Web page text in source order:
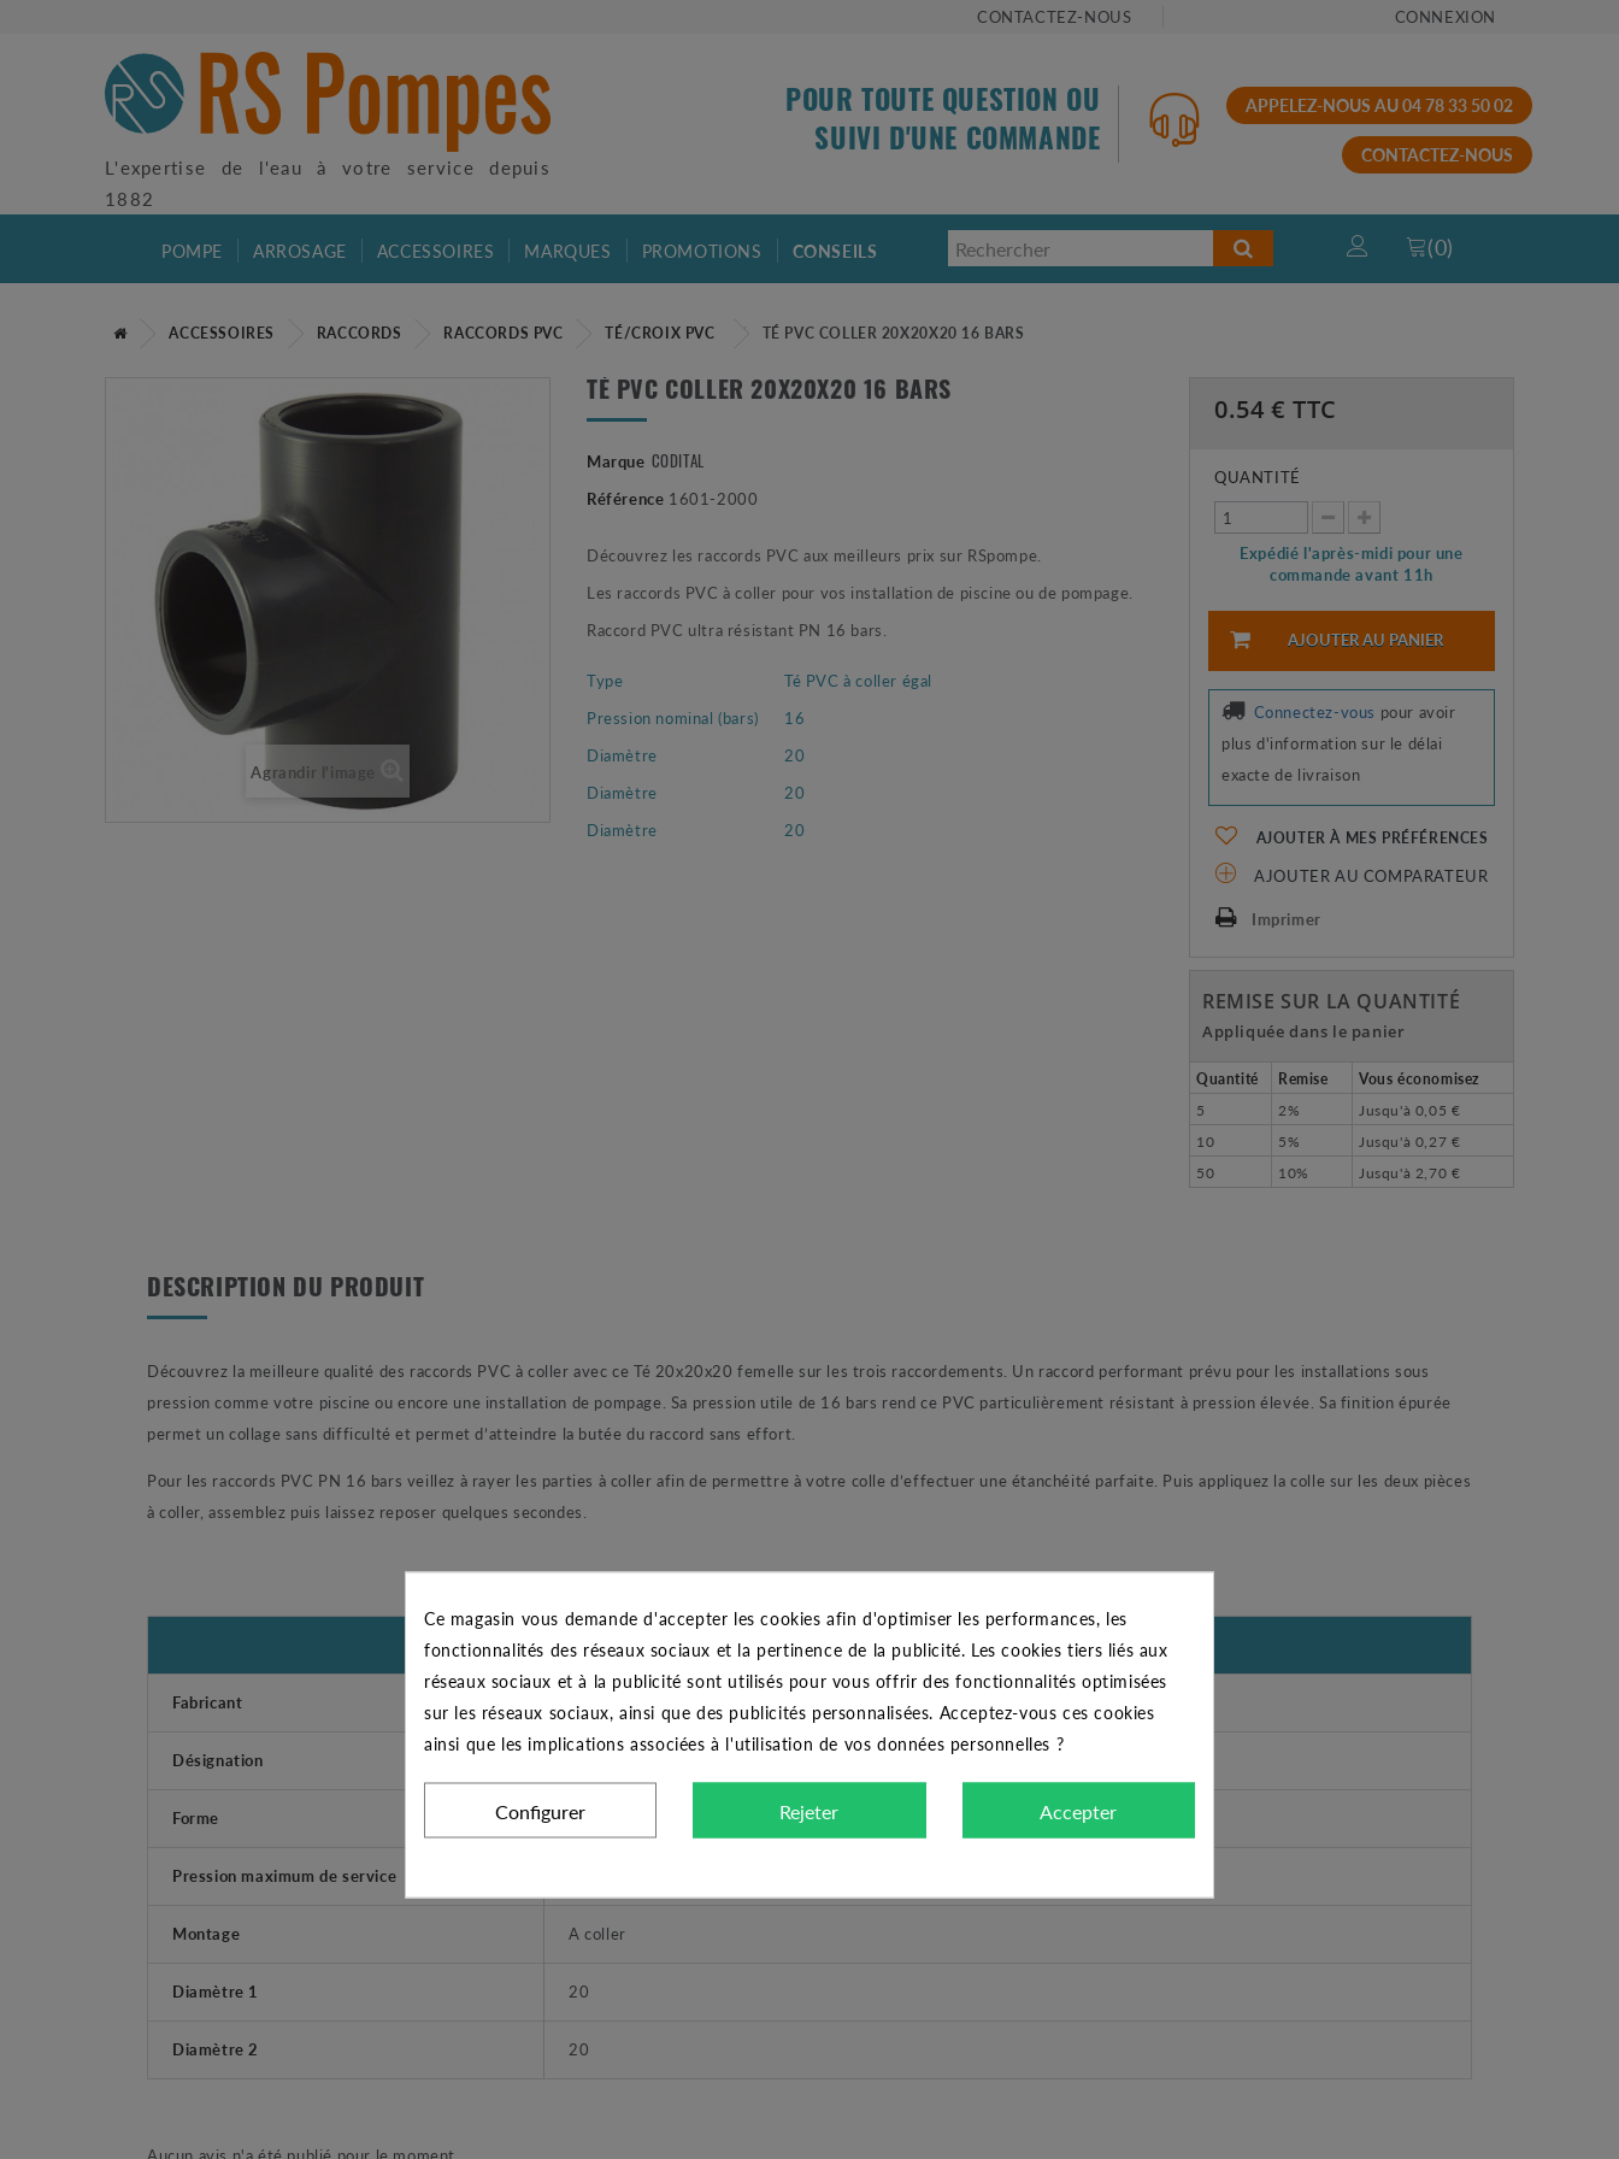
CONTACTEZ-NOUS CONNEXION
L'expertise de l'eau à votre service depuis
1882
POUR TOUTE QUESTION OU
SUIVI D'UNE COMMANDE
APPELEZ-NOUS AU 04 78 33 50 02
CONTACTEZ-NOUS
POMPE ARROSAGE ACCESSOIRES MARQUES PROMOTIONS CONSEILS (0)
ACCESSOIRES RACCORDS RACCORDS PVC TÉ/CROIX PVC TÉ PVC COLLER 20X20X20 16 BARS
Agrandir l'image
TÉ PVC COLLER 20X20X20 16 BARS
Marque CODITAL
Référence 1601-2000
Découvrez les raccords PVC aux meilleurs prix sur RSpompe.
Les raccords PVC à coller pour vos installation de piscine ou de pompage.
Raccord PVC ultra résistant PN 16 bars.
Type
Té PVC à coller égal
Pression nominal (bars)
16
Diamètre
20
Diamètre
20
Diamètre
20
0.54 € TTC
QUANTITÉ
Expédié l'après-midi pour une
commande avant 11h
AJOUTER AU PANIER
Connectez-vous pour avoir
plus d'information sur le délai
exacte de livraison
AJOUTER À MES PRÉFÉRENCES
AJOUTER AU COMPARATEUR
Imprimer
REMISE SUR LA QUANTITÉ
Appliquée dans le panier
Quantité Remise
Vous économisez
5
2% Jusqu'à 0,05 €
10
5% Jusqu'à 0,27 €
50
10% Jusqu'à 2,70 €
DESCRIPTION DU PRODUIT
Découvrez la meilleure qualité des raccords PVC à coller avec ce Té 20x20x20 femelle sur les trois raccordements. Un raccord performant prévu pour les installations sous
pression comme votre piscine ou encore une installation de pompage. Sa pression utile de 16 bars rend ce PVC particulièrement résistant à pression élevée. Sa finition épurée
permet un collage sans difficulté et permet d’atteindre la butée du raccord sans effort.
Pour les raccords PVC PN 16 bars veillez à rayer les parties à coller afin de permettre à votre colle d’effectuer une étanchéité parfaite. Puis appliquez la colle sur les deux pièces
à coller, assemblez puis laissez reposer quelques secondes.
CARACTÉRISTIQUES GÉNÉRALES
Fabricant CODITAL
Désignation
Forme Té
Pression maximum de service
Montage A coller
Diamètre 1 20
Diamètre 2 20
Aucun avis n'a été publié pour le moment.
Ce magasin vous demande d'accepter les cookies afin d'optimiser les performances, les
fonctionnalités des réseaux sociaux et la pertinence de la publicité. Les cookies tiers liés aux
réseaux sociaux et à la publicité sont utilisés pour vous offrir des fonctionnalités optimisées
sur les réseaux sociaux, ainsi que des publicités personnalisées. Acceptez-vous ces cookies
ainsi que les implications associées à l'utilisation de vos données personnelles ?
Configurer Rejeter Accepter